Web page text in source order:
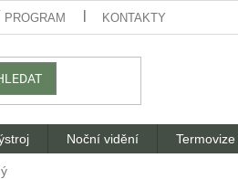
PROGRAM KONTAKTY
Noční vidění Termovize